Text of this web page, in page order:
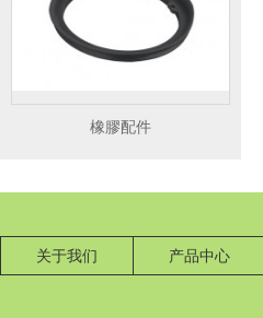
橡膠配件
关于我们 产品中心